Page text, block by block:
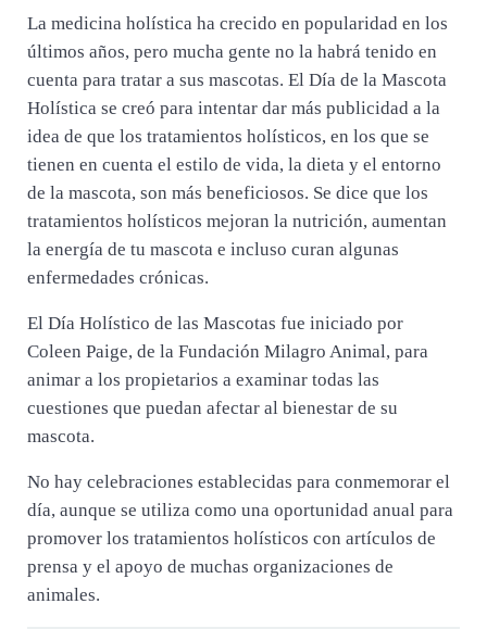
La medicina holística ha crecido en popularidad en los
últimos años, pero mucha gente no la habrá tenido en
cuenta para tratar a sus mascotas. El Día de la Mascota
Holística se creó para intentar dar más publicidad a la
idea de que los tratamientos holísticos, en los que se
tienen en cuenta el estilo de vida, la dieta y el entorno
de la mascota, son más beneficiosos. Se dice que los
tratamientos holísticos mejoran la nutrición, aumentan
la energía de tu mascota e incluso curan algunas
enfermedades crónicas.
El Día Holístico de las Mascotas fue iniciado por
Coleen Paige, de la Fundación Milagro Animal, para
animar a los propietarios a examinar todas las
cuestiones que puedan afectar al bienestar de su
mascota.
No hay celebraciones establecidas para conmemorar el
día, aunque se utiliza como una oportunidad anual para
promover los tratamientos holísticos con artículos de
prensa y el apoyo de muchas organizaciones de
animales.